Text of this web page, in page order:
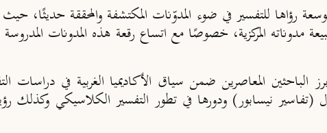
رؤاها للتفسير في ضوء المدوّنات المكتشفة والمحققة حديثًا،
مدوناته المركزية، خصوصًا مع اتساع رقعة هذه المدونات
الباحثين المعاصرين ضمن سياق الأكاديميا الغربية في
نيسابور) ودورها في تطور التفسير الكلاسيكي وكذلك